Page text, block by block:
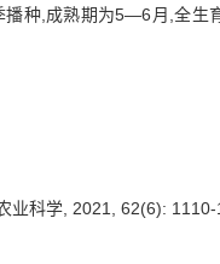
播种,成熟期为5—6月,全
业科学, 2021, 62(6): 1110-